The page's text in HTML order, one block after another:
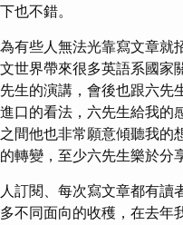
也不錯。
有些人無法光靠寫文章就
世界帶來很多英語系國家
生的演講，會後也跟六先
口的看法，六先生給我的
間他也非常願意傾聽我的
轉變，至少六先生樂於分
訂閱、每次寫文章都有讀
不同面向的收穫，在去年